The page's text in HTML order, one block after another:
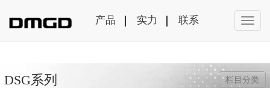
产品 实力 联系
栏目分类
DSG系列